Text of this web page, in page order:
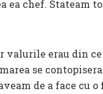
ea chef.
valurile erau din
se
de a face cu